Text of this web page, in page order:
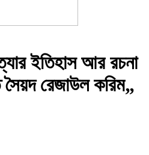
ইতিহাস আর রচনা
রেজাউল করিম„